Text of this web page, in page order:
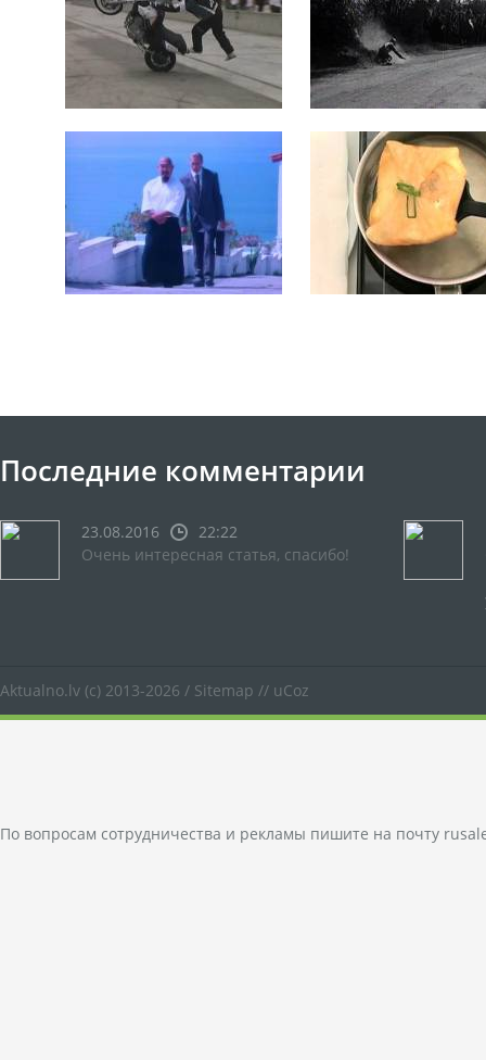
Последние комментарии
23.08.2016
22:22
Очень интересная статья, спасибо!
Aktualno.lv (c) 2013-2026 / Sitemap // uCoz
По вопросам сотрудничества и рекламы пишите на почту